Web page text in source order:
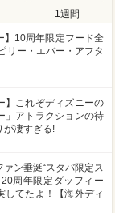
1週間
】10周年限定フード全
リー・エバー・アフタ
】これぞディズニーの
」アトラクションの待
が凄すぎる!
ァン垂涎“スタバ限定ス
周年限定ダッフィー
してたよ！【海外ディ